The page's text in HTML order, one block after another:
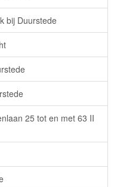
bij Duurstede
25 tot en met 63 II